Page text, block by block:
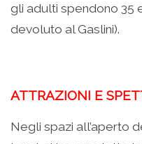
gli adulti spendono 35
devoluto al Gaslini).
ATTRAZIONI E
Negli spazi all’aperto